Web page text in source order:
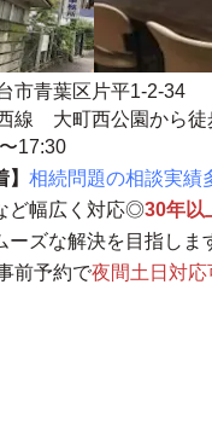
市青葉区片平1-2-34
線 大町西公園から徒
17:30
相続問題の相談実績
ど幅広く対応◎30年以
ーズな解決を目指しま
前予約で夜間土日対応